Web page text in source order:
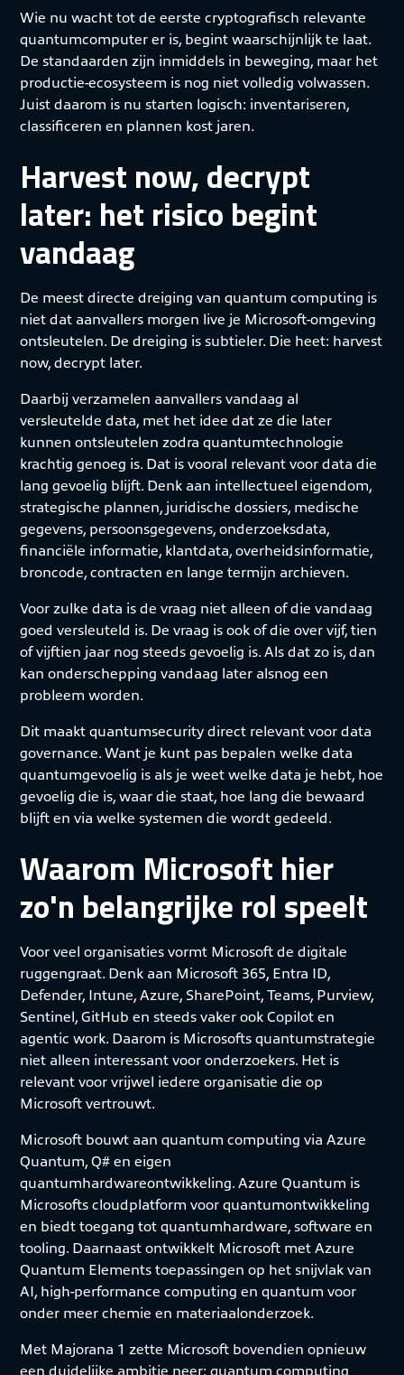
Wie nu wacht tot de eerste cryptografisch relevante
quantumcomputer er is, begint waarschijnlijk te laat.
De standaarden zijn inmiddels in beweging, maar het
productie-ecosysteem is nog niet volledig volwassen.
Juist daarom is nu starten logisch: inventariseren,
classificeren en plannen kost jaren.
Harvest now, decrypt
later: het risico begint
vandaag
De meest directe dreiging van quantum computing is
niet dat aanvallers morgen live je Microsoft-omgeving
ontsleutelen. De dreiging is subtieler. Die heet: harvest
now, decrypt later.
Daarbij verzamelen aanvallers vandaag al
versleutelde data, met het idee dat ze die later
kunnen ontsleutelen zodra quantumtechnologie
krachtig genoeg is. Dat is vooral relevant voor data die
lang gevoelig blijft. Denk aan intellectueel eigendom,
strategische plannen, juridische dossiers, medische
gegevens, persoonsgegevens, onderzoeksdata,
financiële informatie, klantdata, overheidsinformatie,
broncode, contracten en lange termijn archieven.
Voor zulke data is de vraag niet alleen of die vandaag
goed versleuteld is. De vraag is ook of die over vijf, tien
of vijftien jaar nog steeds gevoelig is. Als dat zo is, dan
kan onderschepping vandaag later alsnog een
probleem worden.
Dit maakt quantumsecurity direct relevant voor data
governance. Want je kunt pas bepalen welke data
quantumgevoelig is als je weet welke data je hebt, hoe
gevoelig die is, waar die staat, hoe lang die bewaard
blijft en via welke systemen die wordt gedeeld.
Waarom Microsoft hier
zo'n belangrijke rol speelt
Voor veel organisaties vormt Microsoft de digitale
ruggengraat. Denk aan Microsoft 365, Entra ID,
Defender, Intune, Azure, SharePoint, Teams, Purview,
Sentinel, GitHub en steeds vaker ook Copilot en
agentic work. Daarom is Microsofts quantumstrategie
niet alleen interessant voor onderzoekers. Het is
relevant voor vrijwel iedere organisatie die op
Microsoft vertrouwt.
Microsoft bouwt aan quantum computing via Azure
Quantum, Q# en eigen
quantumhardwareontwikkeling. Azure Quantum is
Microsofts cloudplatform voor quantumontwikkeling
en biedt toegang tot quantumhardware, software en
tooling. Daarnaast ontwikkelt Microsoft met Azure
Quantum Elements toepassingen op het snijvlak van
AI, high-performance computing en quantum voor
onder meer chemie en materiaalonderzoek.
Met Majorana 1 zette Microsoft bovendien opnieuw
een duidelijke ambitie neer: quantum computing